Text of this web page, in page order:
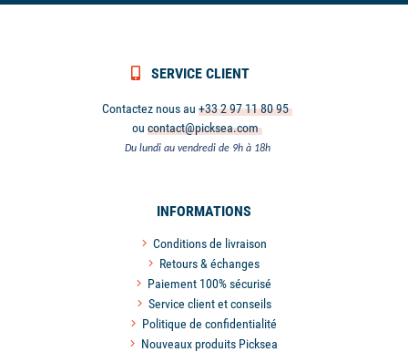
SERVICE CLIENT
Contactez nous au +33 2 97 11 80 95
ou contact@picksea.com
Du lundi au vendredi de 9h à 18h
INFORMATIONS
Conditions de livraison
Retours & échanges
Paiement 100% sécurisé
Service client et conseils
Politique de confidentialité
Nouveaux produits Picksea